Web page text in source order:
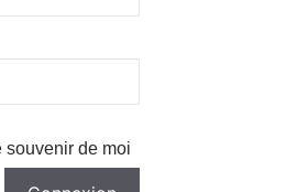
souvenir de moi